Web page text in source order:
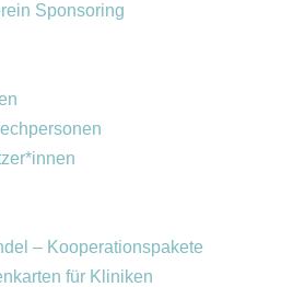
Sponsoring
– Kooperationspakete
für Kliniken